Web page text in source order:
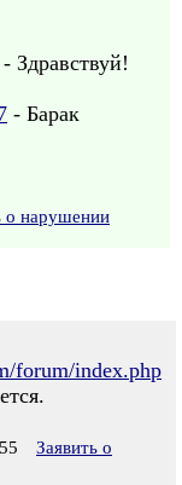
- Здравствуй!
- Барак
о нарушении
forum/index.php
Заявить о